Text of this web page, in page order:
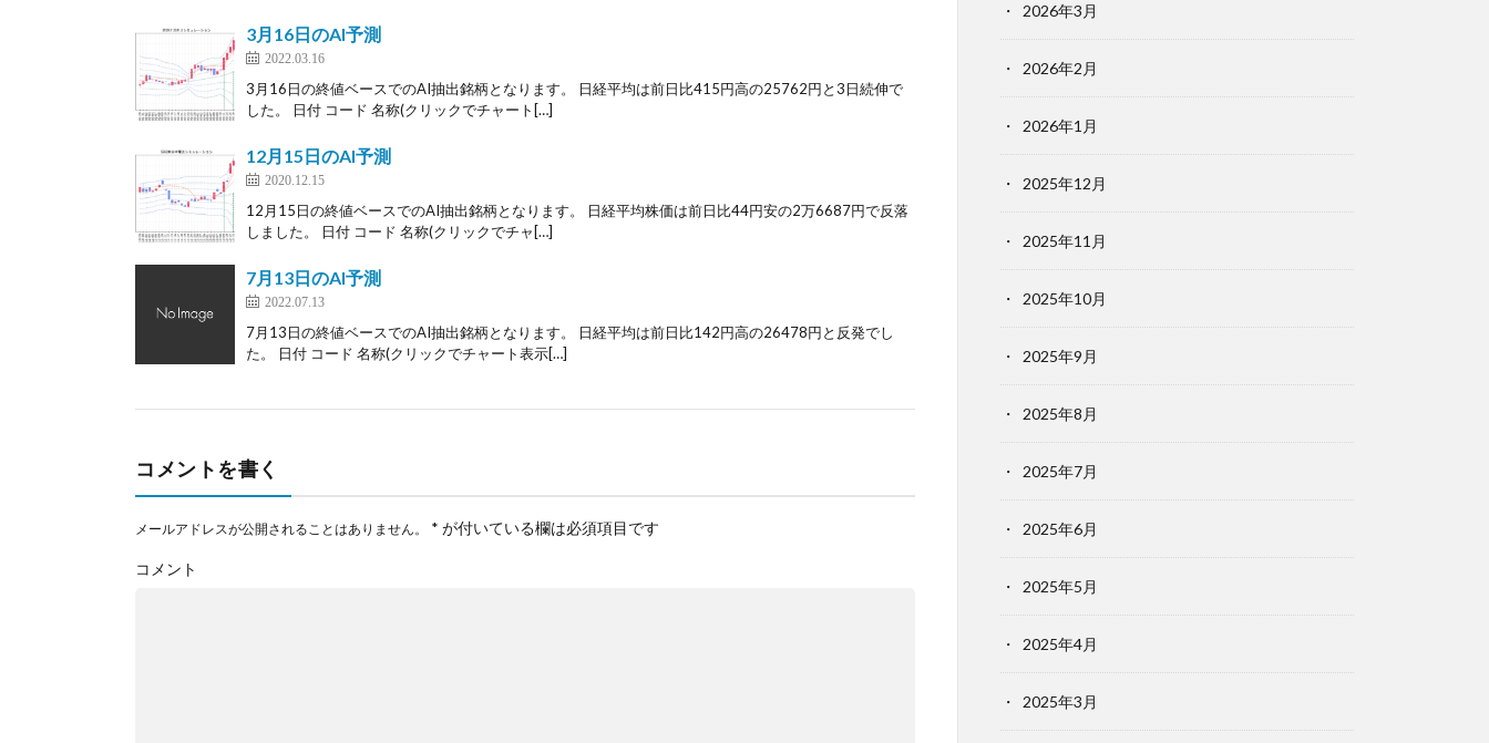
3月16日のAI予測
2022.03.16
3月16日の終値ベースでのAI抽出銘柄となります。 日経平均は前日比415円高の25762円と3日続伸で
した。 日付 コード 名称(クリックでチャート[…]
12月15日のAI予測
2020.12.15
12月15日の終値ベースでのAI抽出銘柄となります。 日経平均株価は前日比44円安の2万6687円で反落
しました。 日付 コード 名称(クリックでチャ[…]
7月13日のAI予測
2022.07.13
7月13日の終値ベースでのAI抽出銘柄となります。 日経平均は前日比142円高の26478円と反発でし
た。 日付 コード 名称(クリックでチャート表示[…]
コメントを書く
メールアドレスが公開されることはありません。 * が付いている欄は必須項目です
コメント
2026年3月
2026年2月
2026年1月
2025年12月
2025年11月
2025年10月
2025年9月
2025年8月
2025年7月
2025年6月
2025年5月
2025年4月
2025年3月